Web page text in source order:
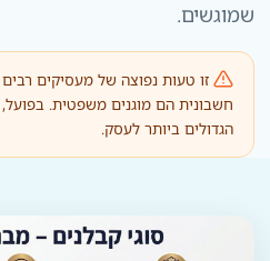
שמוגשים.
זו טעות נפוצה של מעסיקים
חשבונית הם מוגנים משפטית. בפועל,
הגדולים ביותר לעסק.